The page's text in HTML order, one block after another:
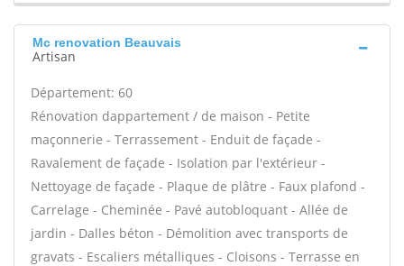
Mc renovation Beauvais
Artisan
Département: 60
Rénovation dappartement / de maison - Petite
maçonnerie - Terrassement - Enduit de façade -
Ravalement de façade - Isolation par l'extérieur -
Nettoyage de façade - Plaque de plâtre - Faux plafond -
Carrelage - Cheminée - Pavé autobloquant - Allée de
jardin - Dalles béton - Démolition avec transports de
gravats - Escaliers métalliques - Cloisons - Terrasse en